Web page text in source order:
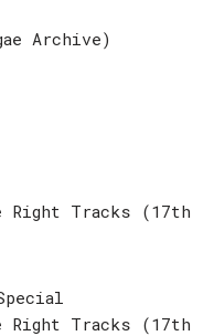
Archive)
Right Tracks (17th
Right Tracks (17th